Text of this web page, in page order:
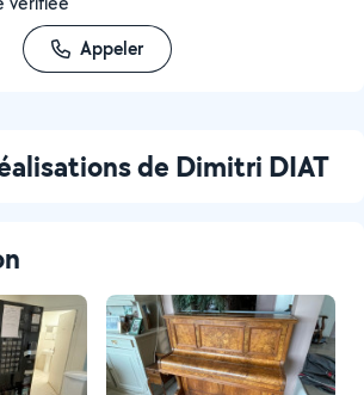
Appeler
de Dimitri DIAT